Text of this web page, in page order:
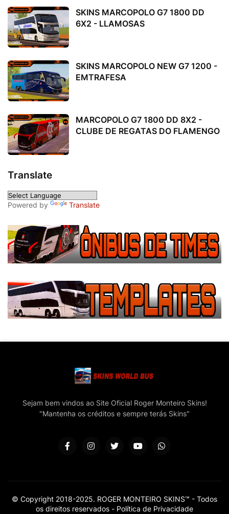
SKINS MARCOPOLO G7 1800 DD
6X2 - LLAMOSAS
SKINS MARCOPOLO NEW G7 1200 -
EMTRAFESA
MARCOPOLO G7 1800 DD 8X2 -
CLUBE DE REGATAS DO FLAMENGO
Translate
Powered by Translate
Sejam bem vindos ao Site Oficial Roger Monteiro Skins!
"Mantenha os créditos e sempre terás Skins"
© Copyright 2018-2025. ROGER MONTEIRO SKINS™ - Todos
os direitos reservados - Política de Privacidade